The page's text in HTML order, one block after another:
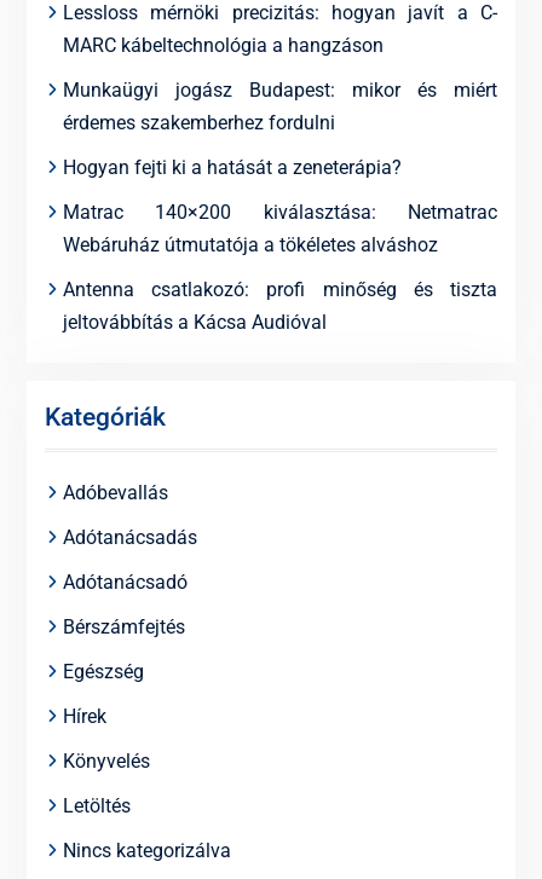
Lessloss mérnöki precizitás: hogyan javít a C-
MARC kábeltechnológia a hangzáson
Munkaügyi jogász Budapest: mikor és miért
érdemes szakemberhez fordulni
Hogyan fejti ki a hatását a zeneterápia?
Matrac 140×200 kiválasztása: Netmatrac
Webáruház útmutatója a tökéletes alváshoz
Antenna csatlakozó: profi minőség és tiszta
jeltovábbítás a Kácsa Audióval
Kategóriák
Adóbevallás
Adótanácsadás
Adótanácsadó
Bérszámfejtés
Egészség
Hírek
Könyvelés
Letöltés
Nincs kategorizálva